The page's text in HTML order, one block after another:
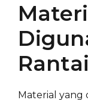
Material yang